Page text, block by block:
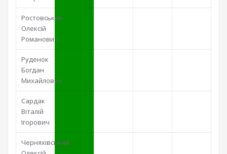
Ростовський
Олексій
Романович
Руденок
Богдан
Михайлович
Сардак
Віталій
Ігорович
Черняхівський